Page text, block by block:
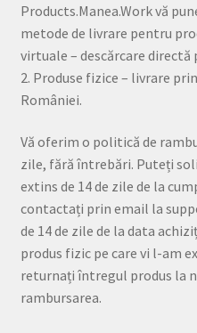
Products.Manea.Work vă
metode de livrare pentru
virtuale – descărcare
2. Produse fizice – livrare
României.
Vă oferim o politică de
zile, fără întrebări. Puteți
extins de 14 de zile de la
contactați prin email la
de 14 de zile de la data
produs fizic pe care vi l-am
returnați întregul produs la
rambursarea.